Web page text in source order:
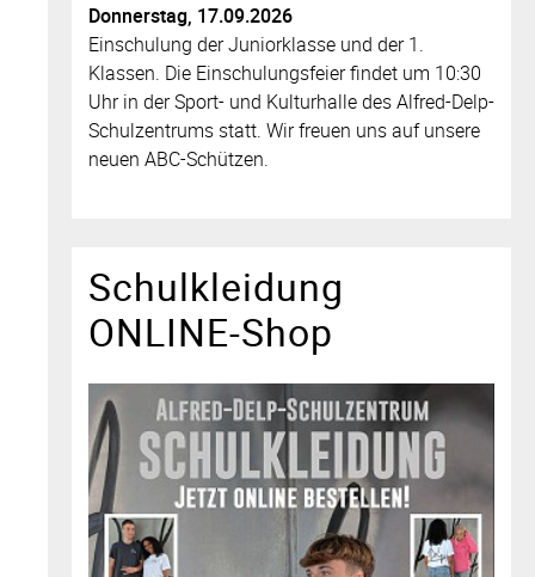
Donnerstag, 17.09.2026
Einschulung der Juniorklasse und der 1.
Klassen. Die Einschulungsfeier findet um 10:30
Uhr in der Sport- und Kulturhalle des Alfred-Delp-
Schulzentrums statt. Wir freuen uns auf unsere
neuen ABC-Schützen.
Schulkleidung
ONLINE-Shop